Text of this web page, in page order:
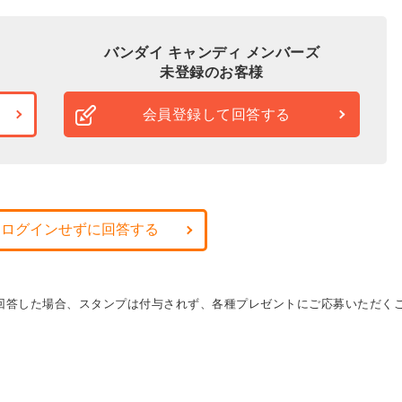
バンダイ キャンディ メンバーズ
未登録のお客様
会員登録して回答する
グインせずに回答する
した場合、スタンプは付与されず、各種プレゼントにご応募いただく